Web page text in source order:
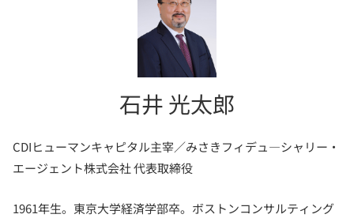
石井 光太郎
CDIヒューマンキャピタル主宰／みさきフィデュ―シャリー・
エージェント株式会社 代表取締役
1961年生。東京大学経済学部卒。ボストンコンサルティング